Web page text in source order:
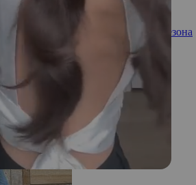
— главный хит осенне-зимнего сезона